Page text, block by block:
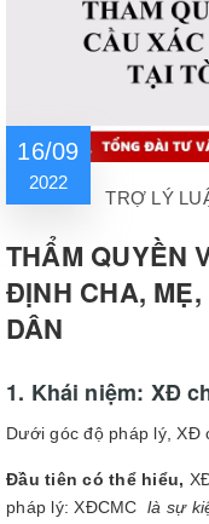
16/09
2022
TRỢ LÝ
THẨM QUYỀN
ĐỊNH CHA,
DÂN
1. Khái niệm: XĐ
Dưới góc độ pháp lý, XĐ
Đầu tiên có thể hiểu,
pháp lý: XĐCMC là sự